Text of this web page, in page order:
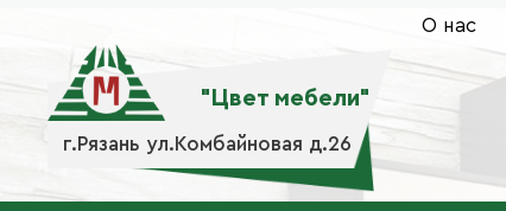
г.Рязань ул.Комбайновая д.26
"Цвет мебели"
О нас